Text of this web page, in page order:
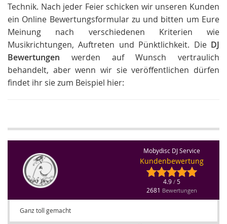
Technik. Nach jeder Feier schicken wir unseren Kunden
ein Online Bewertungsformular zu und bitten um Eure
Meinung nach verschiedenen Kriterien wie
Musikrichtungen, Auftreten und Pünktlichkeit. Die DJ
Bewertungen werden auf Wunsch vertraulich
behandelt, aber wenn wir sie veröffentlichen dürfen
findet ihr sie zum Beispiel hier:
Mobydisc DJ Service
Kundenbewertung
4.9 / 5
2681 Bewertungen
Ganz toll gemacht